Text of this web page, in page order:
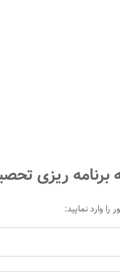
برنامه ریزی
را وارد نمایید: